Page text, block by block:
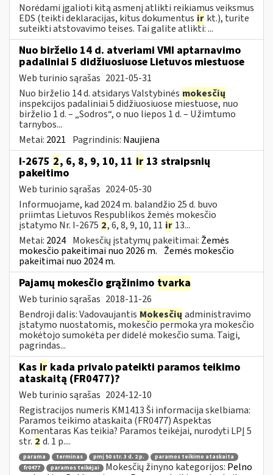
Norėdami įgalioti kitą asmenį atlikti reikiamus veiksmus
EDS (teikti deklaracijas, kitus dokumentus ir kt.), turite
suteikti atstovavimo teises. Tai galite atlikti: ...
Nuo birželio 14 d. atveriami VMI aptarnavimo
padaliniai 5 didžiuosiuose Lietuvos miestuose
Web turinio sąrašas 2021-05-31
Nuo birželio 14 d. atsidarys Valstybinės mokesčių
inspekcijos padaliniai 5 didžiuosiuose miestuose, nuo
birželio 1 d. – „Sodros“, o nuo liepos 1 d. – Užimtumo
tarnybos...
Metai: 2021 Pagrindinis: Naujiena
I-2675 2, 6, 8, 9, 10, 11 ir 13 straipsnių
pakeitimo
Web turinio sąrašas 2024-05-30
Informuojame, kad 2024 m. balandžio 25 d. buvo
priimtas Lietuvos Respublikos žemės mokesčio
įstatymo Nr. I-2675 2, 6, 8, 9, 10, 11 ir 13...
Metai: 2024 Mokesčių įstatymų pakeitimai: Žemės
mokesčio pakeitimai nuo 2026 m. Žemės mokesčio
pakeitimai nuo 2024 m.
Pajamų mokesčio grąžinimo tvarka
Web turinio sąrašas 2018-11-26
Bendroji dalis: Vadovaujantis Mokesčių administravimo
įstatymo nuostatomis, mokesčio permoka yra mokesčio
mokėtojo sumokėta per didelė mokesčio suma. Taigi,
pagrindas...
Kas ir kada privalo pateikti paramos teikimo
ataskaitą (FR0477)?
Web turinio sąrašas 2024-12-10
Registracijos numeris KM1413 Ši informacija skelbiama:
Paramos teikimo ataskaita (FR0477) Aspektas
Komentaras Kas teikia? Paramos teikėjai, nurodyti LPĮ 5
str. 2 d. 1 p....
parama terminas pmį 50 str. 3 d. 2 p.
paramos teikimo ataskaita
fr0477
paramos teikėjai Mokesčių žinyno kategorijos: Pelno